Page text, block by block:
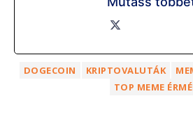
Kriptovaluták
A kriptovaluta-tulajdonosok
elleni támadások erősödnek. A